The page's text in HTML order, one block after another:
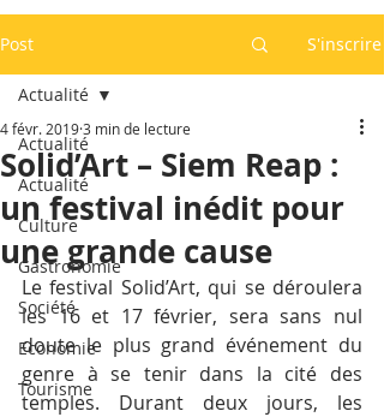
Post S'inscrire
Actualité
Actualité
Culture
Gastronomie
Société
Economie
Tourisme
Actualité
Solid’Art – Siem Reap :
un festival inédit pour
une grande cause
4 févr. 20193 min de lecture
Le festival Solid’Art, qui se déroulera
les 16 et 17 février, sera sans nul
doute le plus grand événement du
genre à se tenir dans la cité des
temples. Durant deux jours, les